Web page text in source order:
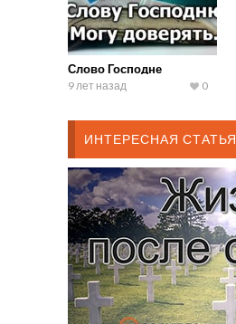
Слово Господне
9 лет назад 0
ИНТЕРЕСНАЯ СТАТЬЯ